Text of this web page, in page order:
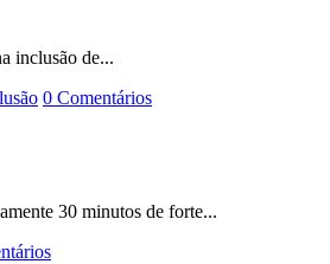
inclusão de...
0 Comentários
30 minutos de forte...